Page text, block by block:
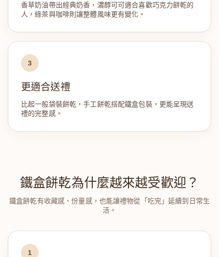
香草奶油帶出經典奶香，濃醇可可適合喜歡巧克力餅乾的
人，綠茶與咖啡則讓整體風味更有變化。
3
更適合送禮
比起一般袋裝餅乾，手工餅乾搭配鐵盒包裝，更能呈現送
禮的完整感。
鐵盒餅乾為什麼越來越受歡迎？
鐵盒餅乾有收藏感、份量感，也能讓禮物從「吃完」延續到日常生
活。
1